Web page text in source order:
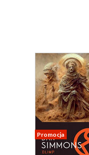
Promocja